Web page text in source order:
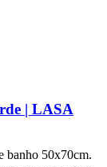
| LASA
banho 50x70cm.